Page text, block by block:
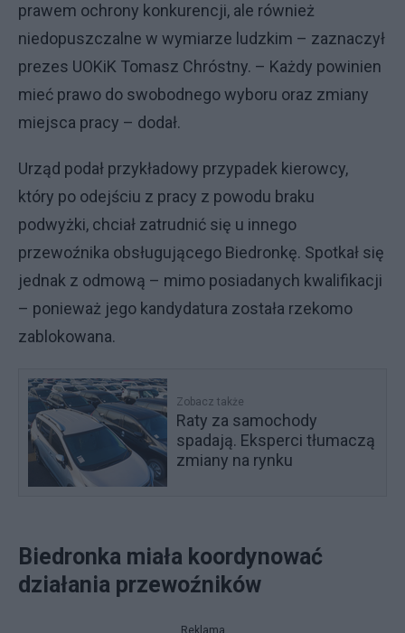
prawem ochrony konkurencji, ale również
niedopuszczalne w wymiarze ludzkim – zaznaczył
prezes UOKiK Tomasz Chróstny. – Każdy powinien
mieć prawo do swobodnego wyboru oraz zmiany
miejsca pracy – dodał.
Urząd podał przykładowy przypadek kierowcy,
który po odejściu z pracy z powodu braku
podwyżki, chciał zatrudnić się u innego
przewoźnika obsługującego Biedronkę. Spotkał się
jednak z odmową – mimo posiadanych kwalifikacji
– ponieważ jego kandydatura została rzekomo
zablokowana.
Zobacz także
Raty za samochody
spadają. Eksperci tłumaczą
zmiany na rynku
Biedronka miała koordynować
działania przewoźników
Reklama